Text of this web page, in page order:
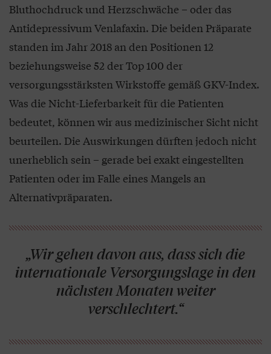
Bluthochdruck und Herzschwäche – oder das
Antidepressivum Venlafaxin. Die beiden Präparate
standen im Jahr 2018 an den Positionen 12
beziehungsweise 52 der Top 100 der
versorgungsstärksten Wirkstoffe gemäß GKV-Index.
Was die Nicht-Lieferbarkeit für die Patienten
bedeutet, können wir aus medizinischer Sicht nicht
beurteilen. Die Auswirkungen dürften jedoch nicht
unerheblich sein – gerade bei exakt eingestellten
Patienten oder im Falle eines Mangels an
Alternativpräparaten.
„Wir gehen davon aus, dass sich die
internationale Versorgungslage in den
nächsten Monaten weiter
verschlechtert.“